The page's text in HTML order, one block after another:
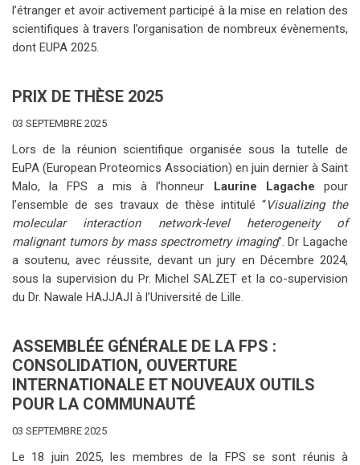
l’étranger et avoir activement participé à la mise en relation des
scientifiques à travers l’organisation de nombreux évènements,
dont EUPA 2025.
PRIX DE THÈSE 2025
03 SEPTEMBRE 2025
Lors de la réunion scientifique organisée sous la tutelle de
EuPA (European Proteomics Association) en juin dernier à Saint
Malo, la FPS a mis à l’honneur Laurine Lagachepour
l’ensemble de ses travaux de thèse intitulé “Visualizing the
molecular interaction network-level heterogeneity of
malignant tumors by mass spectrometry imaging”. Dr Lagache
a soutenu, avec réussite, devant un jury en Décembre 2024,
sous la supervision du Pr. Michel SALZET et la co-supervision
du Dr. Nawale HAJJAJI à l’Université de Lille.
ASSEMBLÉE GÉNÉRALE DE LA FPS :
CONSOLIDATION, OUVERTURE
INTERNATIONALE ET NOUVEAUX OUTILS
POUR LA COMMUNAUTÉ
03 SEPTEMBRE 2025
Le 18 juin 2025, les membres de la FPS se sont réunis à